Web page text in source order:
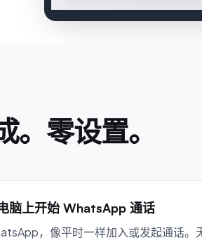
。零设置。
脑上开始 WhatsApp 通话
，像平时一样加入或发起通话。